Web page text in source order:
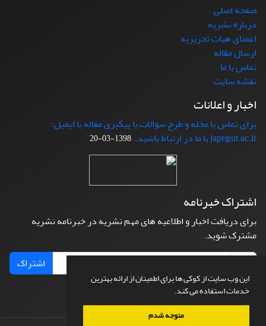
این وب سایت از کوکی ها برای اطمینان از ارائه بهترین
خدمات استفاده می کند.
متوجه شدم
صفحه اصلی
درباره نشریه
اعضای هیات تحریریه
ارسال مقاله
تماس با ما
نقشه سایت
اخبار و اعلانات
برای تماس با مجله و طرح سوالات یا پیگیری مقاله با ایمیل:
japr@ut.ac.ir با ما در ارتباط باشید.
1398-03-20
اشتراک خبرنامه
برای دریافت اخبار و اطلاعیه های مهم نشریه در خبرنامه نشریه
مشترک شوید.
اشتراک